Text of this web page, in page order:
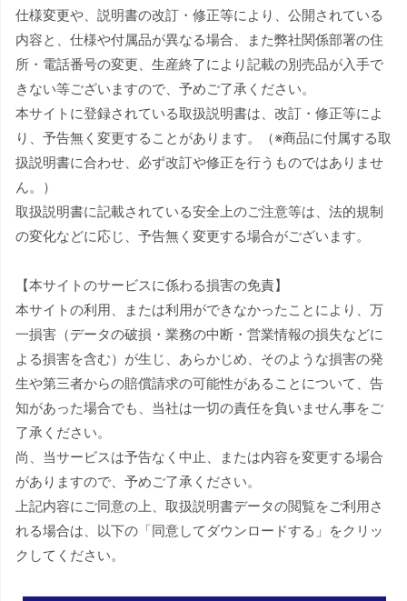
仕様変更や、説明書の改訂・修正等により、公開されている
内容と、仕様や付属品が異なる場合、また弊社関係部署の住
所・電話番号の変更、生産終了により記載の別売品が入手で
きない等ございますので、予めご了承ください。
本サイトに登録されている取扱説明書は、改訂・修正等によ
り、予告無く変更することがあります。（※商品に付属する取
扱説明書に合わせ、必ず改訂や修正を行うものではありませ
ん。）
取扱説明書に記載されている安全上のご注意等は、法的規制
の変化などに応じ、予告無く変更する場合がございます。
【本サイトのサービスに係わる損害の免責】
本サイトの利用、または利用ができなかったことにより、万
一損害（データの破損・業務の中断・営業情報の損失などに
よる損害を含む）が生じ、あらかじめ、そのような損害の発
生や第三者からの賠償請求の可能性があることについて、告
知があった場合でも、当社は一切の責任を負いません事をご
了承ください。
尚、当サービスは予告なく中止、または内容を変更する場合
がありますので、予めご了承ください。
上記内容にご同意の上、取扱説明書データの閲覧をご利用さ
れる場合は、以下の「同意してダウンロードする」をクリッ
クしてください。